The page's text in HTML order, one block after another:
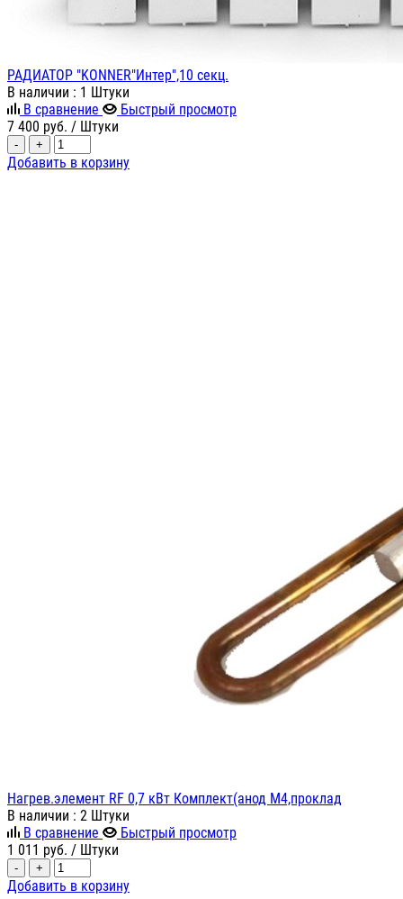
РАДИАТОР "KONNER"Интер",10 секц.
В наличии : 1 Штуки
В сравнение
Быстрый просмотр
7 400 руб. / Штуки
- +
Добавить в корзину
Нагрев.элемент RF 0,7 кВт Комплект(анод М4,проклад
В наличии : 2 Штуки
В сравнение
Быстрый просмотр
1 011 руб. / Штуки
- +
Добавить в корзину